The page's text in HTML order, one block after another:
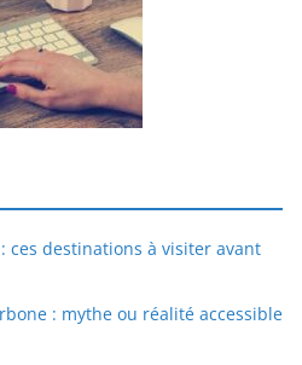
ces destinations à visiter avant
: mythe ou réalité accessible